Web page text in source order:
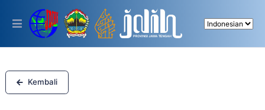
This
includes
accessibility
system.
Kembali